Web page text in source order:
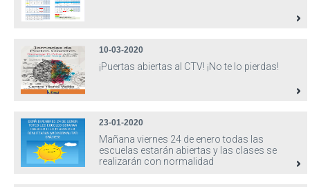
10-03-2020
¡Puertas abiertas al CTV! ¡No te lo pierdas!
23-01-2020
Mañana viernes 24 de enero todas las
escuelas estarán abiertas y las clases se
realizarán con normalidad